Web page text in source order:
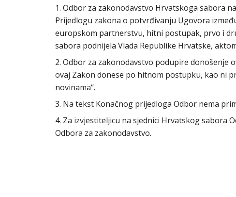
1. Odbor za zakonodavstvo Hrvatskoga sabora
Prijedlogu zakona o potvrđivanju Ugovora
europskom partnerstvu, hitni postupak, prvo i
sabora podnijela Vlada Republike Hrvatske,
2. Odbor za zakonodavstvo podupire donošenje
ovaj Zakon donese po hitnom postupku, kao ni
novinama“.
3. Na tekst Konačnog prijedloga Odbor nema
4. Za izvjestiteljicu na sjednici Hrvatskog sabora
Odbora za zakonodavstvo.